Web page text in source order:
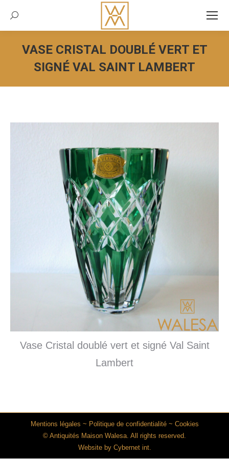
Recherche:
VASE CRISTAL DOUBLÉ VERT ET
SIGNÉ VAL SAINT LAMBERT
Vous êtes ici :
Vase Cristal doublé vert et signé Val Saint
Lambert
Mentions légales ~ Politique de confidentialité~ Cookies
© Antiquités Maison Walesa. All rights reserved.
Website by Cybernet int.